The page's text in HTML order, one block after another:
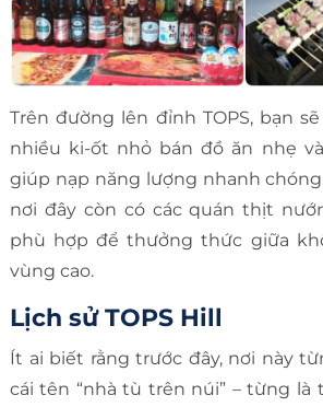
Trên đường lên đỉnh TOPS, bạn
nhiều ki-ốt nhỏ bán đồ ăn nhẹ
giúp nạp năng lượng nhanh
nơi đây còn có các quán thịt
phù hợp để thưởng thức giữa
vùng cao.
Lịch sử TOPS Hill
Ít ai biết rằng trước đây, nơi này
cái tên “nhà tù trên núi” – từng là